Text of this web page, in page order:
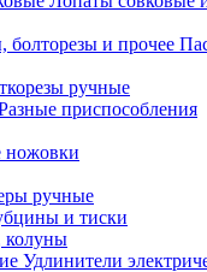
ручные
приспособления
ножовки
ручные
и тиски
колуны
Удлинители